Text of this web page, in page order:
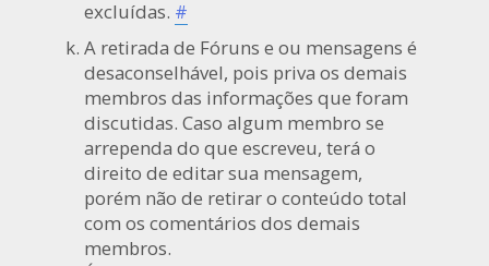
excluídas. #
A retirada de Fóruns e ou mensagens é
desaconselhável, pois priva os demais
membros das informações que foram
discutidas. Caso algum membro se
arrependa do que escreveu, terá o
direito de editar sua mensagem,
porém não de retirar o conteúdo total
com os comentários dos demais
membros.